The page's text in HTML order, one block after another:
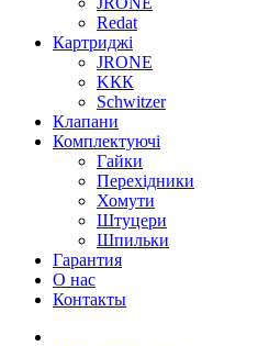
Redat
Картриджі
JRONE
KКК
Schwitzer
Клапани
Комплектуючі
Гайки
Перехідники
Хомути
Штуцери
Шпильки
Гарантия
О нас
Контакты